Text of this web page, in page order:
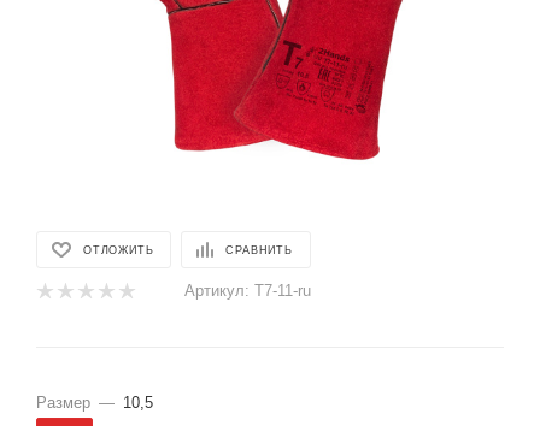
ОТЛОЖИТЬ СРАВНИТЬ
Артикул: T7-11-ru
Размер — 10,5